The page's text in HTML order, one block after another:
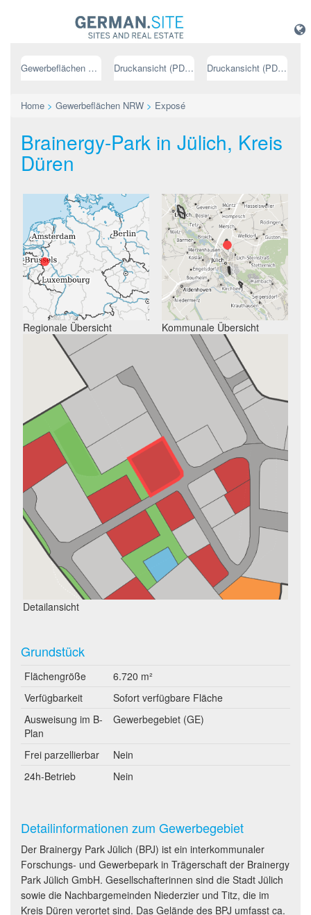
Gewerbeflächen NRW Druckansicht (PDF) // deutsch Druckansicht (PDF) // englisch
Home > Gewerbeflächen NRW > Exposé
Brainergy-Park in Jülich, Kreis
Düren
Regionale Übersicht Kommunale Übersicht
Detailansicht
Grundstück
Flächengröße
6.720 m²
Verfügbarkeit
Sofort verfügbare Fläche
Ausweisung im B-
Plan
Gewerbegebiet (GE)
Frei parzellierbar
Nein
24h-Betrieb
Nein
Detailinformationen zum Gewerbegebiet
Der Brainergy Park Jülich (BPJ) ist ein interkommunaler
Forschungs- und Gewerbepark in Trägerschaft der Brainergy
Park Jülich GmbH. Gesellschafterinnen sind die Stadt Jülich
sowie die Nachbargemeinden Niederzier und Titz, die im
Kreis Düren verortet sind. Das Gelände des BPJ umfasst ca.